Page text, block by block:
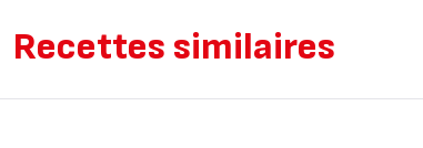
Recettes similaires